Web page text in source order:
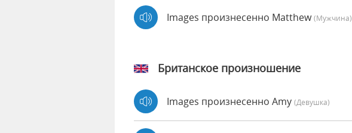
Images произнесенно Matthew(мужчина)
Британское произношение
Images произнесенно Amy (девушка)